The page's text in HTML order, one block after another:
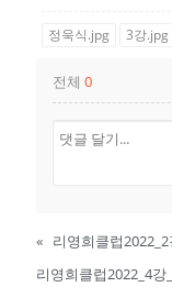
정욱식.jpg 3강.jpg
전체0
« 리영희클럽
리영희클럽2022_4강